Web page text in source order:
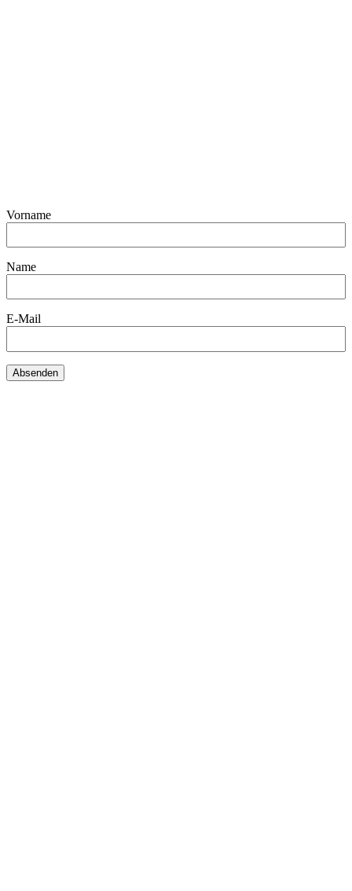
Vorname
Name
E-Mail